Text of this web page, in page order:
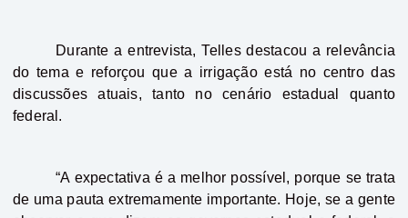
Durante a entrevista, Telles destacou a relevância
do tema e reforçou que a irrigação está no centro das
discussões atuais, tanto no cenário estadual quanto
federal.
“A expectativa é a melhor possível, porque se trata
de uma pauta extremamente importante. Hoje, se a gente